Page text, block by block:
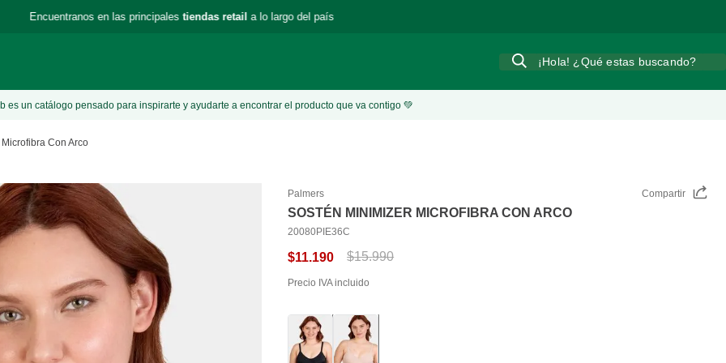
Encuentranos en las principales tiendas retail a lo largo del país
es un catálogo pensado para inspirarte y ayudarte a encontrar el producto que va contigo 💚
Con Arco
Palmers Compartir
SOSTÉN MINIMIZER MICROFIBRA CON ARCO
20080PIE36C
$11.190 $15.990
Precio IVA incluido